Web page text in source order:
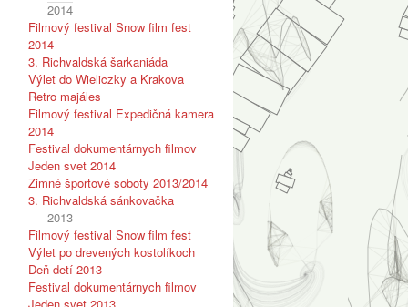
2014
Filmový festival Snow film fest
2014
3. Richvaldská šarkaniáda
Výlet do Wieliczky a Krakova
Retro majáles
Filmový festival Expedičná kamera
2014
Festival dokumentárnych filmov
Jeden svet 2014
Zimné športové soboty 2013/2014
3. Richvaldská sánkovačka
2013
Filmový festival Snow film fest
Výlet po drevených kostolíkoch
Deň detí 2013
Festival dokumentárnych filmov